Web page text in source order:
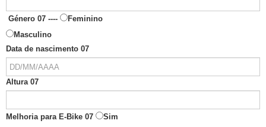
Género 07 ----
Feminino
Masculino
Data de nascimento 07
Altura 07
Melhoria para E-Bike 07
Sim